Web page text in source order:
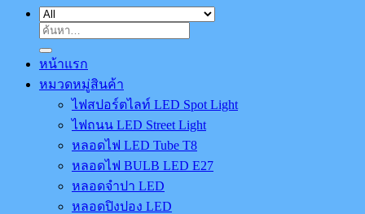
ค้นหา:
หน้าแรก
หมวดหมู่สินค้า
ไฟสปอร์ตไลท์ LED Spot Light
ไฟถนน LED Street Light
หลอดไฟ LED Tube T8
หลอดไฟ BULB LED E27
หลอดจำปา LED
หลอดปิงปอง LED